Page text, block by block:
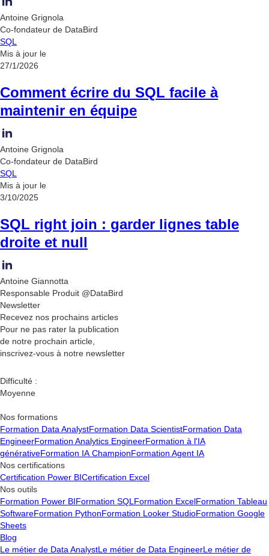
Antoine Grignola
Co-fondateur de DataBird
SQL
Mis à jour le
27/1/2026
Comment écrire du SQL facile à
maintenir en équipe
Antoine Grignola
Co-fondateur de DataBird
SQL
Mis à jour le
3/10/2025
SQL right join : garder lignes table
droite et null
Antoine Giannotta
Responsable Produit @DataBird
Newsletter
Recevez nos prochains articles
Pour ne pas rater la publication
de notre prochain article,
inscrivez-vous à notre newsletter
Difficulté :
Moyenne
Nos formations
Formation Data AnalystFormation Data ScientistFormation Data
EngineerFormation Analytics EngineerFormation à l'IA
générativeFormation IA ChampionFormation Agent IA
Nos certifications
Certification Power BICertification Excel
Nos outils
Formation Power BIFormation SQL Formation ExcelFormation Tableau
SoftwareFormation PythonFormation Looker StudioFormation Google
Sheets
Blog
Le métier de Data AnalystLe métier de Data EngineerLe métier de